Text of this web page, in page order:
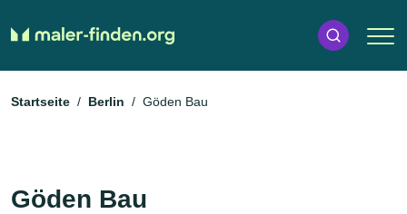
Startseite Berlin Göden Bau
Göden Bau